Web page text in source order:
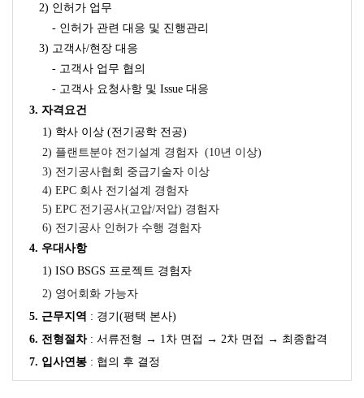
2) 인허가 업무
- 인허가 관련 대응 및 진행관리
3) 고객사/현장 대응
- 고객사 업무 협의
- 고객사 요청사항 및 Issue 대응
3. 자격요건
1) 학사 이상 (전기공학 전공)
2) 플랜트분야 전기설계 경험자 (10년 이상)
3) 전기공사협회 중급기술자 이상
4) EPC 회사 전기설계 경험자
5) EPC 전기공사(고압/저압) 경험자
6) 전기공사 인허가 수행 경험자
4. 우대사항
1) ISO BSGS 프로젝트 경험자
2) 영어회화 가능자
5. 근무지역 : 경기(평택 본사)
6. 전형절차 : 서류전형 → 1차 면접 → 2차 면접 → 최종합격
7. 입사연봉 : 협의 후 결정